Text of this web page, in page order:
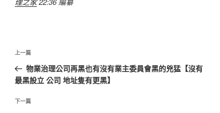
文
導
覽
上
一
篇
章
上一篇
物業治理公司再黑也有沒有業主委員會黑的兇猛【沒有
最黑設立 公司 地址隻有更黑】
下
下一篇